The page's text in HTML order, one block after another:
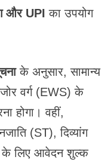
और UPI का उपयोग
के अनुसार, सामान्य
वर्ग (EWS) के
होगा। वहीं,
(ST), दिव्यांग
के लिए आवेदन शुल्क